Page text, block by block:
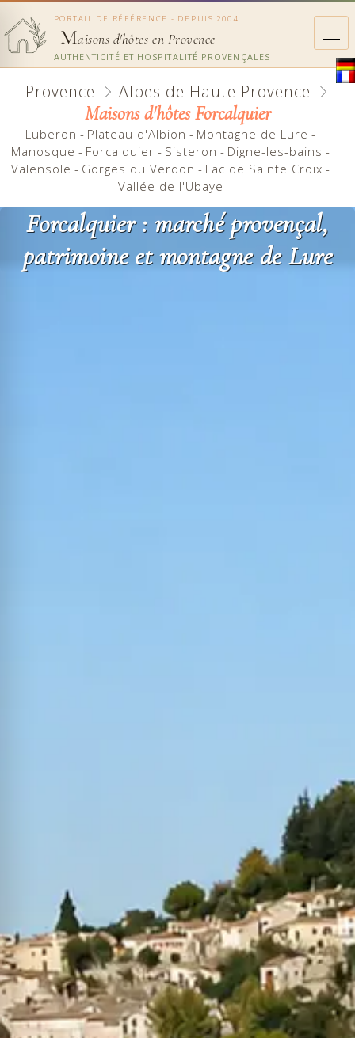
PORTAIL DE RÉFÉRENCE - DEPUIS 2004
Maisons d'hôtes en Provence
AUTHENTICITÉ ET HOSPITALITÉ PROVENÇALES
Provence Alpes de Haute Provence
Maisons d'hôtes Forcalquier
Luberon - Plateau d'Albion - Montagne de Lure -
Manosque - Forcalquier - Sisteron - Digne-les-bains -
Valensole - Gorges du Verdon - Lac de Sainte Croix -
Vallée de l'Ubaye
Forcalquier : marché provençal,
patrimoine et montagne de Lure